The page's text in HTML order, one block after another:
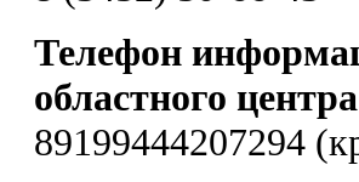
Телефон
областного
89199444207294